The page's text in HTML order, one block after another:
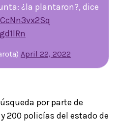
¿la plantaron?, dice
April 22, 2022
por parte de
200 policías del estado de